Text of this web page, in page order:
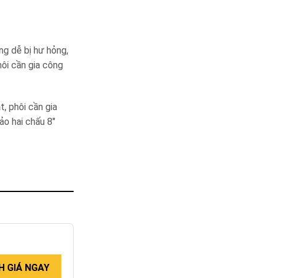
dễ bị hư hỏng,
cần gia công
phôi cần gia
hai chấu 8″
GIÁ NGAY